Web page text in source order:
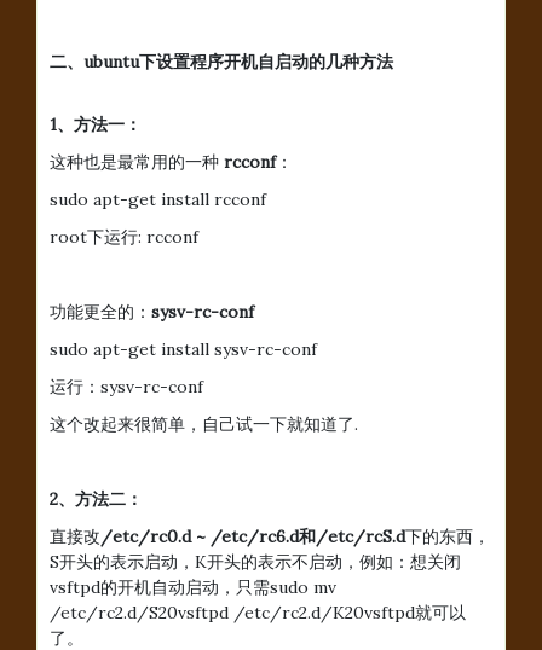
二、ubuntu下设置程序开机自启动的几种方法
1、方法一：
这种也是最常用的一种 rcconf：
sudo apt-get install rcconf
root下运行: rcconf
功能更全的： sysv-rc-conf
sudo apt-get install sysv-rc-conf
运行：sysv-rc-conf
这个改起来很简单，自己试一下就知道了.
2、方法二：
直接改/etc/rc0.d ~ /etc/rc6.d和/etc/rcS.d下的东西，
S开头的表示启动，K开头的表示不启动，例如：想关闭
vsftpd的开机自动启动，只需sudo mv
/etc/rc2.d/S20vsftpd /etc/rc2.d/K20vsftpd就可以
了。